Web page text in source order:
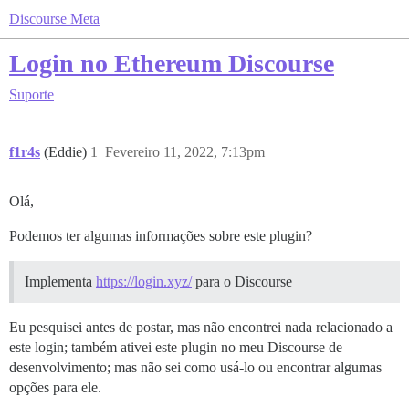
Discourse Meta
Login no Ethereum Discourse
Suporte
f1r4s (Eddie) Fevereiro 11, 2022, 7:13pm
1
Olá,
Podemos ter algumas informações sobre este plugin?
Implementa https://login.xyz/para o Discourse
Eu pesquisei antes de postar, mas não encontrei nada relacionado a
este login; também ativei este plugin no meu Discourse de
desenvolvimento; mas não sei como usá-lo ou encontrar algumas
opções para ele.